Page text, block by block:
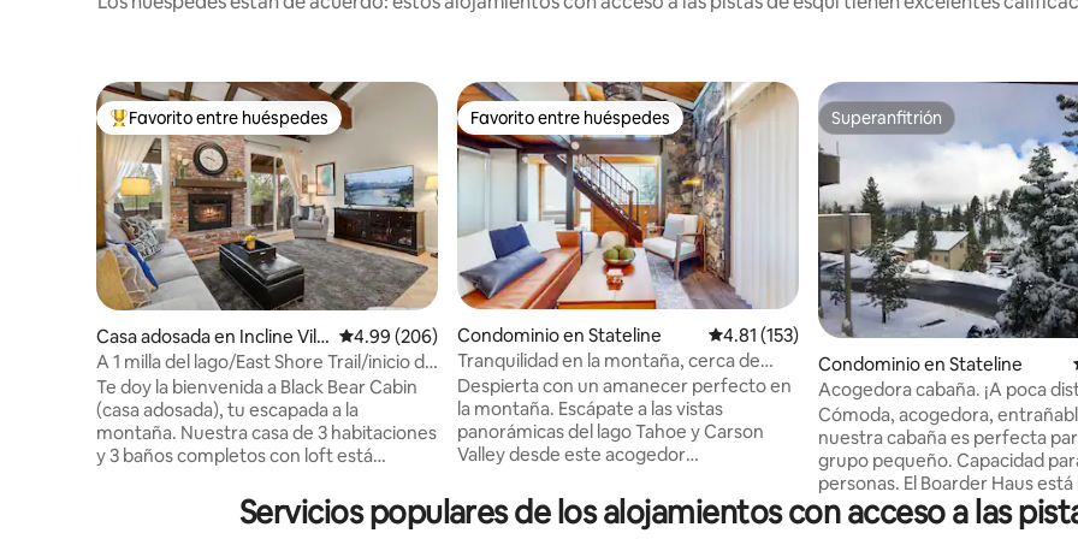
De los mejores en Favorito entre huéspedes
Favorito entre huéspedes
Casa adosada en Incline Villa
ge
Calificación promedio: 4.99 de 5; 206 evaluaciones
4.99 (206)
A 1 milla del lago/East Shore Trail/inicio de
rutas de senderismo
Te doy la bienvenida a Black Bear Cabin
(casa adosada), tu escapada a la
montaña. Nuestra casa de 3 habitaciones
y 3 baños completos con loft está
y al lago en su punto más alto, y cuenta
con 2 albercas de la asociación de
Favorito entre huéspedes
Favorito entre huéspedes
Condominio en Stateline Calificación promedio: 4.81 de 5; 153
4.81 (153)
Tranquilidad en la montaña, cerca de
estaciones de esquí, golf, casino y lago
Despierta con un amanecer perfecto en
la montaña. Escápate a las vistas
panorámicas del lago Tahoe y Carson
Valley desde este acogedor
de una milla de los remontes del
Heavenly Ski Resort (más de 10.000 pies,
Superanfitrión
Superanfitrión
Condominio en Stateline
Acogedora cabaña. ¡A poca
telesilla! ¡Trineo en la parte
Capacidad para 6 personas
Cómoda, acogedora,
nuestra cabaña es perfecta
grupo pequeño. Capacidad
personas. El Boarder Haus está bien
equipado con comodidades de
del bullicio. A 10 minutos
Servicios populares de los alojamientos con acceso a las